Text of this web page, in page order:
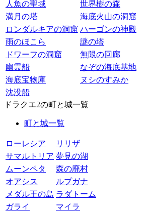
人魚の聖域
世界樹の森
満月の塔
海底火山の洞窟
ロンダルキアの洞窟 ハーゴンの神殿
雨のほこら
謎の塔
ドワーフの洞窟
無限の回廊
幽霊船
なぞの海底基地
海底宝物庫
ヌシのすみか
沈没船
ドラクエ2の町と城一覧
町と城一覧
ローレシア
リリザ
サマルトリア 夢見の湖
ムーンペタ
森の廃村
オアシス
ルプガナ
メダル王の島 ラダトーム
ガライ
マイラ